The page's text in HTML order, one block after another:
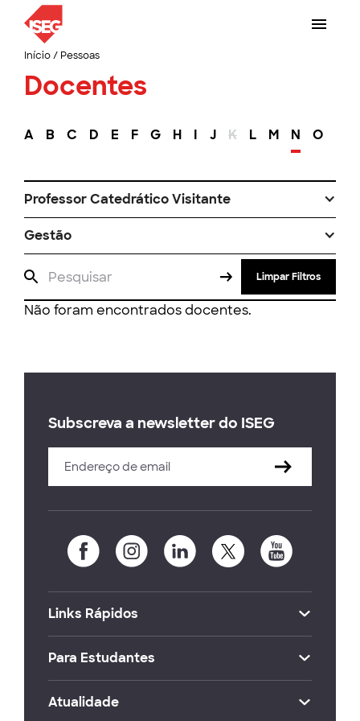
Início/ Pessoas
Docentes
A B C D E F G H I J K L M N O
Professor Catedrático Visitante
Gestão
Limpar Filtros
Não foram encontrados docentes.
Subscreva a newsletter do ISEG
Links Rápidos
Para Estudantes
Atualidade